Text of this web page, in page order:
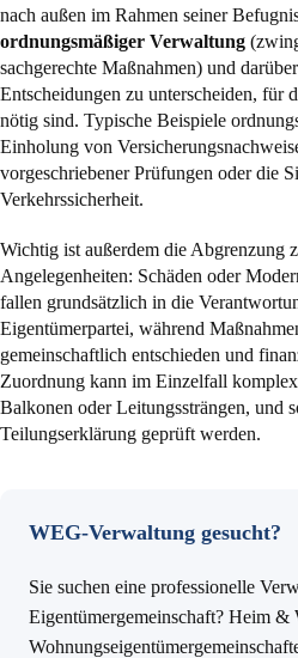
nach außen im Rahmen seiner
ordnungsmäßiger Verwaltung
sachgerechte Maßnahmen) und
Entscheidungen zu unterscheiden, für
nötig sind. Typische Beispiele
Einholung von
vorgeschriebener Prüfungen oder die
Verkehrssicherheit.
Wichtig ist außerdem die Abgrenzung
Angelegenheiten: Schäden oder
fallen grundsätzlich in die
Eigentümerpartei, während
gemeinschaftlich entschieden und
Zuordnung kann im Einzelfall
Balkonen oder Leitungssträngen, und
Teilungserklärung geprüft werden.
WEG-Verwaltung gesucht?
Sie suchen eine professionelle
Eigentümergemeinschaft? Heim &